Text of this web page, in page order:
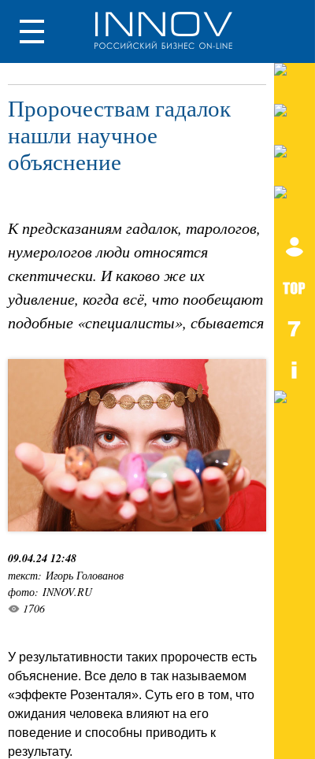
Пророчествам гадалок
нашли научное
объяснение
К предсказаниям гадалок, тарологов,
нумерологов люди относятся
скептически. И каково же их
удивление, когда всё, что пообещают
подобные «специалисты», сбывается
09.04.24 12:48
текст: Игорь Голованов
фото: INNOV.RU
1706
У результативности таких пророчеств есть
объяснение. Все дело в так называемом
«эффекте Розенталя». Суть его в том, что
ожидания человека влияют на его
поведение и способны приводить к
результату.